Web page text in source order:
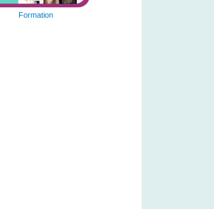
Formation